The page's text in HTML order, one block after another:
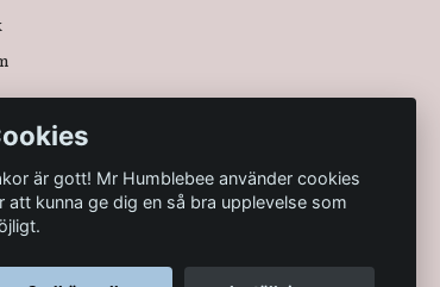
är gott! Mr Humblebee använder cookies
att kunna ge dig en så bra upplevelse som